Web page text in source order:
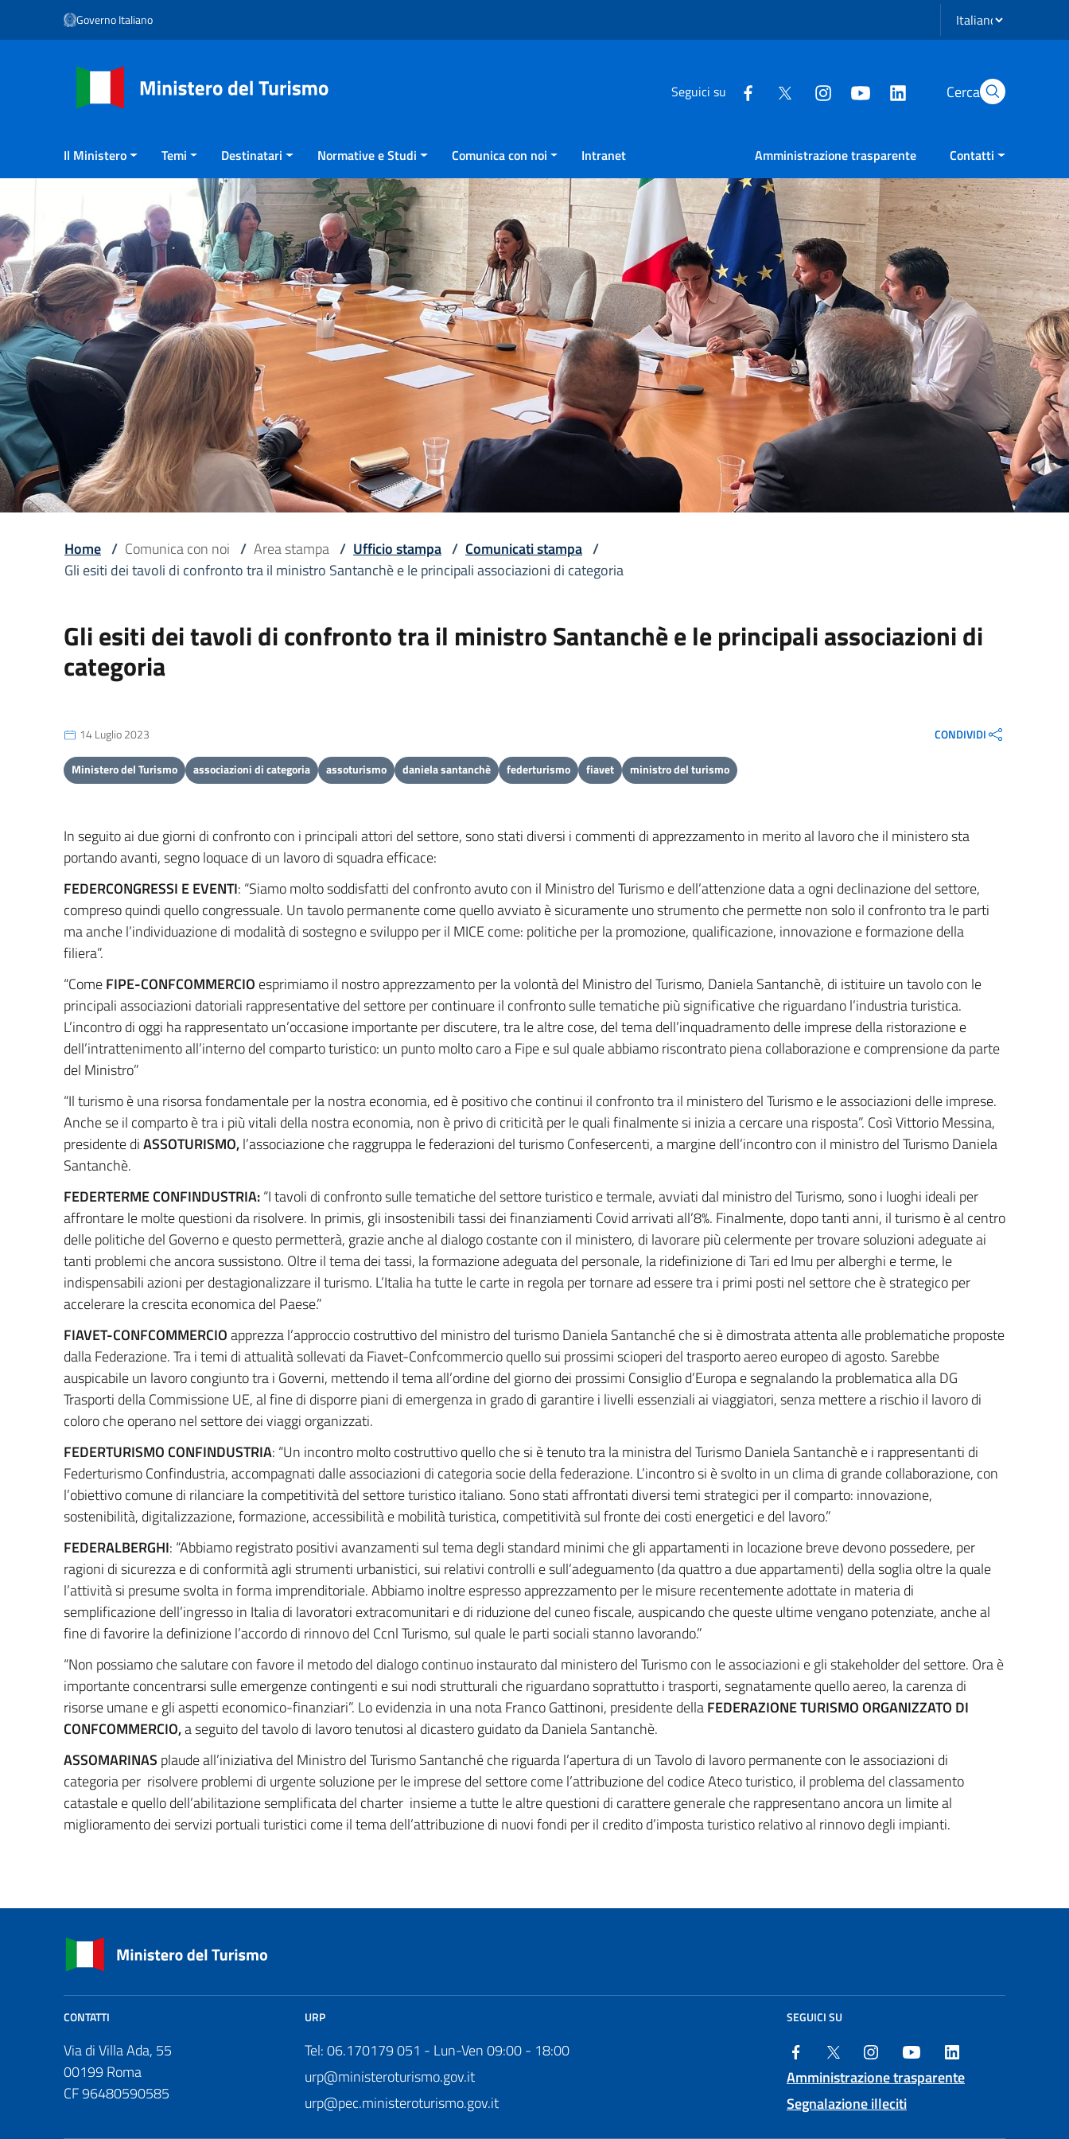
Vai ai contenuti
Vai al menu di navigazione
Governo Italiano Seleziona lingua
Seguici su Cerca
Il Ministero Temi Destinatari Normative e Studi Comunica con noi Intranet Amministrazione trasparente Contatti
Home / Comunica con noi / Area stampa / Ufficio stampa / Comunicati stampa /
Gli esiti dei tavoli di confronto tra il ministro Santanchè e le principali associazioni di categoria
Gli esiti dei tavoli di confronto tra il ministro Santanchè e le principali associazioni di
categoria
14 Luglio 2023 CONDIVIDI
Ministero del Turismo associazioni di categoria assoturismo daniela santanchè federturismo fiavet ministro del turismo
In seguito ai due giorni di confronto con i principali attori del settore, sono stati diversi i commenti di apprezzamento in merito al lavoro che il ministero sta
portando avanti, segno loquace di un lavoro di squadra efficace:
FEDERCONGRESSI E EVENTI: “Siamo molto soddisfatti del confronto avuto con il Ministro del Turismo e dell’attenzione data a ogni declinazione del settore,
compreso quindi quello congressuale. Un tavolo permanente come quello avviato è sicuramente uno strumento che permette non solo il confronto tra le parti
ma anche l’individuazione di modalità di sostegno e sviluppo per il MICE come: politiche per la promozione, qualificazione, innovazione e formazione della
filiera”.
“ComeFIPE-CONFCOMMERCIO esprimiamo il nostro apprezzamento per la volontà del Ministro del Turismo, Daniela Santanchè, di istituire un tavolo con le
principali associazioni datoriali rappresentative del settore per continuare il confronto sulle tematiche più significative che riguardano l’industria turistica.
L’incontro di oggi ha rappresentato un’occasione importante per discutere, tra le altre cose, del tema dell’inquadramento delle imprese della ristorazione e
dell’intrattenimento all’interno del comparto turistico: un punto molto caro a Fipe e sul quale abbiamo riscontrato piena collaborazione e comprensione da parte
del Ministro”
“Il turismo è una risorsa fondamentale per la nostra economia, ed è positivo che continui il confronto tra il ministero del Turismo e le associazioni delle imprese.
Anche se il comparto è tra i più vitali della nostra economia, non è privo di criticità per le quali finalmente si inizia a cercare una risposta”. Così Vittorio Messina,
presidente diASSOTURISMO,l’associazione che raggruppa le federazioni del turismo Confesercenti, a margine dell’incontro con il ministro del Turismo Daniela
Santanchè.
FEDERTERME CONFINDUSTRIA:“I tavoli di confronto sulle tematiche del settore turistico e termale, avviati dal ministro del Turismo, sono i luoghi ideali per
affrontare le molte questioni da risolvere. In primis, gli insostenibili tassi dei finanziamenti Covid arrivati all’8%. Finalmente, dopo tanti anni, il turismo è al centro
delle politiche del Governo e questo permetterà, grazie anche al dialogo costante con il ministero, di lavorare più celermente per trovare soluzioni adeguate ai
tanti problemi che ancora sussistono. Oltre il tema dei tassi, la formazione adeguata del personale, la ridefinizione di Tari ed Imu per alberghi e terme, le
indispensabili azioni per destagionalizzare il turismo. L’Italia ha tutte le carte in regola per tornare ad essere tra i primi posti nel settore che è strategico per
accelerare la crescita economica del Paese.”
FIAVET-CONFCOMMERCIOapprezza l’approccio costruttivo del ministro del turismo Daniela Santanché che si è dimostrata attenta alle problematiche proposte
dalla Federazione. Tra i temi di attualità sollevati da Fiavet-Confcommercio quello sui prossimi scioperi del trasporto aereo europeo di agosto. Sarebbe
auspicabile un lavoro congiunto tra i Governi, mettendo il tema all’ordine del giorno dei prossimi Consiglio d’Europa e segnalando la problematica alla DG
Trasporti della Commissione UE, al fine di disporre piani di emergenza in grado di garantire i livelli essenziali ai viaggiatori, senza mettere a rischio il lavoro di
coloro che operano nel settore dei viaggi organizzati.
FEDERTURISMO CONFINDUSTRIA: “Un incontro molto costruttivo quello che si è tenuto tra la ministra del Turismo Daniela Santanchè e i rappresentanti di
Federturismo Confindustria, accompagnati dalle associazioni di categoria socie della federazione. L’incontro si è svolto in un clima di grande collaborazione, con
l’obiettivo comune di rilanciare la competitività del settore turistico italiano. Sono stati affrontati diversi temi strategici per il comparto: innovazione,
sostenibilità, digitalizzazione, formazione, accessibilità e mobilità turistica, competitività sul fronte dei costi energetici e del lavoro.”
FEDERALBERGHI: “Abbiamo registrato positivi avanzamenti sul tema degli standard minimi che gli appartamenti in locazione breve devono possedere, per
ragioni di sicurezza e di conformità agli strumenti urbanistici, sui relativi controlli e sull’adeguamento (da quattro a due appartamenti) della soglia oltre la quale
l’attività si presume svolta in forma imprenditoriale. Abbiamo inoltre espresso apprezzamento per le misure recentemente adottate in materia di
semplificazione dell’ingresso in Italia di lavoratori extracomunitari e di riduzione del cuneo fiscale, auspicando che queste ultime vengano potenziate, anche al
fine di favorire la definizione l’accordo di rinnovo del Ccnl Turismo, sul quale le parti sociali stanno lavorando.”
“Non possiamo che salutare con favore il metodo del dialogo continuo instaurato dal ministero del Turismo con le associazioni e gli stakeholder del settore. Ora è
importante concentrarsi sulle emergenze contingenti e sui nodi strutturali che riguardano soprattutto i trasporti, segnatamente quello aereo, la carenza di
risorse umane e gli aspetti economico-finanziari”. Lo evidenzia in una nota Franco Gattinoni, presidente dellaFEDERAZIONE TURISMO ORGANIZZATO DI
CONFCOMMERCIO,a seguito del tavolo di lavoro tenutosi al dicastero guidato da Daniela Santanchè.
ASSOMARINAS plaude all’iniziativa del Ministro del Turismo Santanché che riguarda l’apertura di un Tavolo di lavoro permanente con le associazioni di
categoria per risolvere problemi di urgente soluzione per le imprese del settore come l’attribuzione del codice Ateco turistico, il problema del classamento
catastale e quello dell’abilitazione semplificata del charter insieme a tutte le altre questioni di carattere generale che rappresentano ancora un limite al
miglioramento dei servizi portuali turistici come il tema dell’attribuzione di nuovi fondi per il credito d’imposta turistico relativo al rinnovo degli impianti.
CONTATTI
Via di Villa Ada, 55
00199 Roma
CF 96480590585
URP
Tel: 06.170179 051 - Lun-Ven 09:00 - 18:00
urp@ministeroturismo.gov.it
urp@pec.ministeroturismo.gov.it
SEGUICI SU
Amministrazione trasparente
Segnalazione illeciti